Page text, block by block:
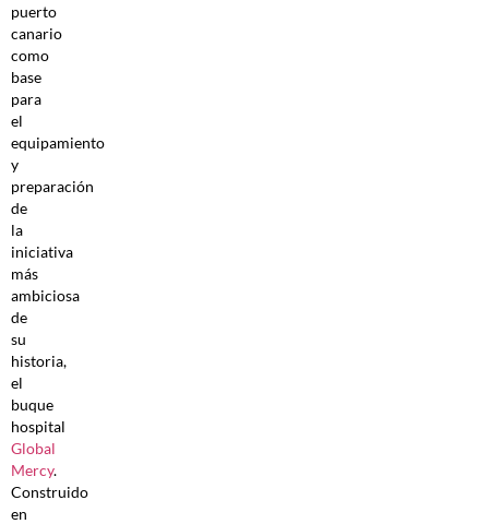
puerto
canario
como
base
para
el
equipamiento
y
preparación
de
la
iniciativa
más
ambiciosa
de
su
historia,
el
buque
hospital
Global
Mercy.
Construido
en